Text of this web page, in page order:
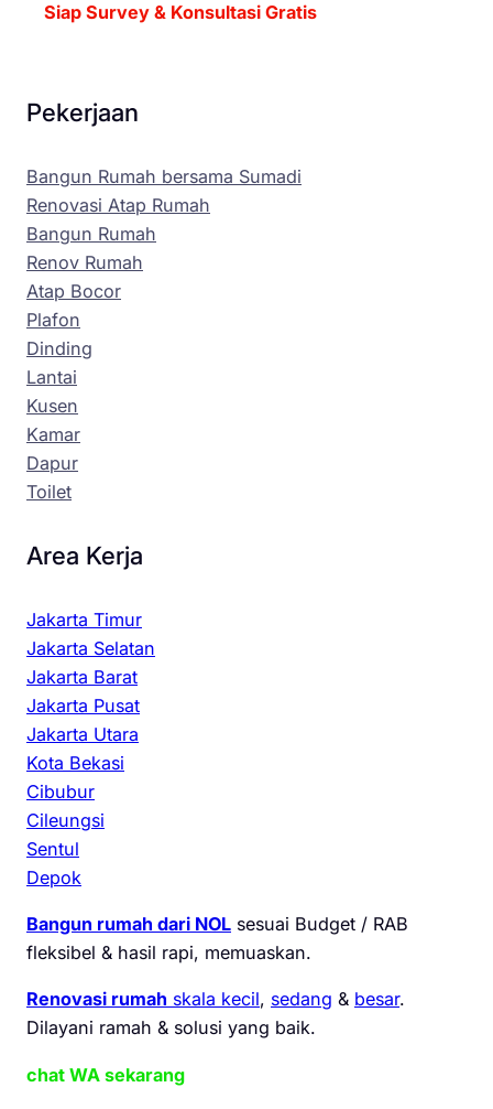
Siap Survey & Konsultasi Gratis
Pekerjaan
Bangun Rumah bersama Sumadi
Renovasi Atap Rumah
Bangun Rumah
Renov Rumah
Atap Bocor
Plafon
Dinding
Lantai
Kusen
Kamar
Dapur
Toilet
Area Kerja
Jakarta Timur
Jakarta Selatan
Jakarta Barat
Jakarta Pusat
Jakarta Utara
Kota Bekasi
Cibubur
Cileungsi
Sentul
Depok
Bangun rumah dari NOL sesuai Budget / RAB
fleksibel & hasil rapi, memuaskan.
Renovasi rumah skala kecil, sedang & besar.
Dilayani ramah & solusi yang baik.
chat WA sekarang